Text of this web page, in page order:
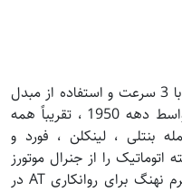
بورگ وارنر اولین گیربکس اتوماتیک را با 3 سرعت و استفاده از مبدل
گشتاور قفل شونده معرفی کرد. در اواسط دهه 1950 ، تقریباً همه
بنتلی ، لینکلن ، فورد و
گیربکس هیدرولیک 3 سرعته اتوماتیک را از جنرال موتورز
خریداری کردند. استفاده از روغن اسپرم نهنگ برای روانکاری AT در